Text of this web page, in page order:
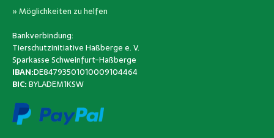
» Möglichkeiten zu helfen
Bankverbindung:
Tierschutzinitiative Haßberge e. V.
Sparkasse Schweinfurt-Haßberge
IBAN:DE84793501010009104464
BIC:BYLADEM1KSW